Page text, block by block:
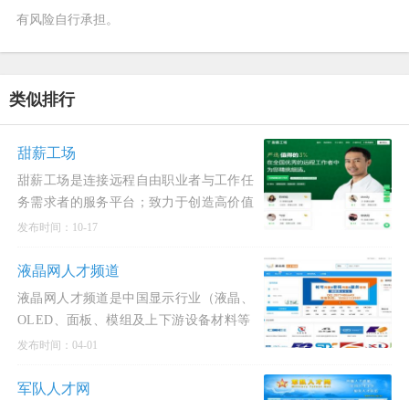
有风险自行承担。
类似排行
甜薪工场
甜薪工场是连接远程自由职业者与工作任
务需求者的服务平台；致力于创造高价值
的自由工作市场，为企业提供灵活、高适
任务，使自由职业者可以充
发布时间：10-17
液晶网人才频道
液晶网人才频道是中国显示行业（液晶、
OLED、面板、模组及上下游设备材料等
领域）垂直细分的专业招聘平台。作为行
显示技术研发、制造管理、设备维护的技
发布时间：04-01
军队人才网